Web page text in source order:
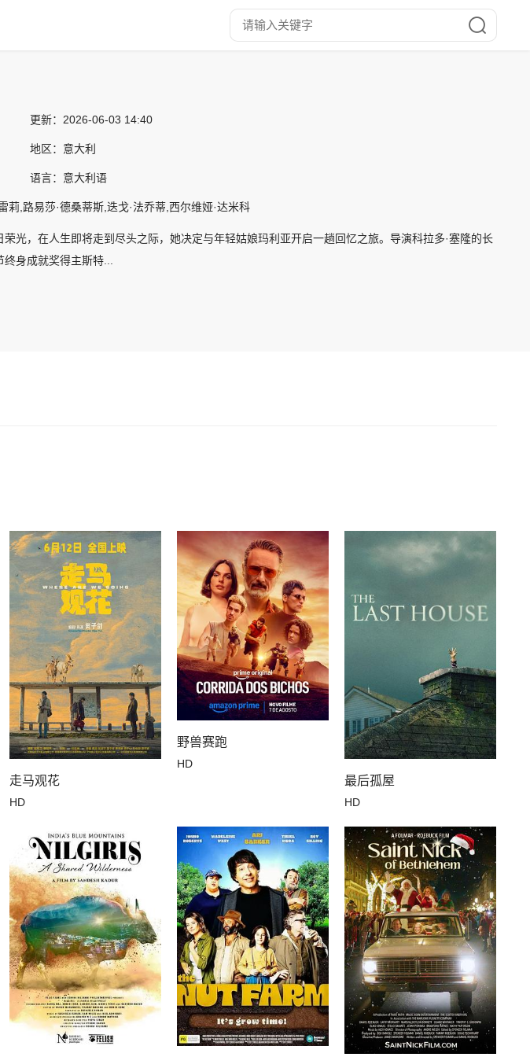
更新： 2026-06-03 14:40
地区： 意大利
语言： 意大利语
莉,路易莎·德桑蒂斯,迭戈·法乔蒂,西尔维娅·达米科
光，在人生即将走到尽头之际，她决定与年轻姑娘玛利亚开启一趟回忆之旅。导演科拉多·塞隆的长
身成就奖得主斯特...
走马观花
HD
野兽赛跑
HD
最后孤屋
HD